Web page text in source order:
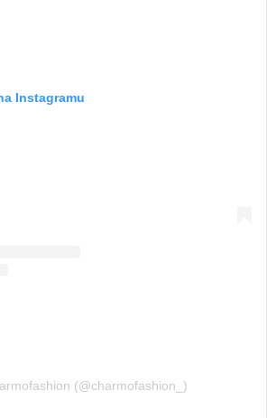
Instagramu
(@charmofashion_)